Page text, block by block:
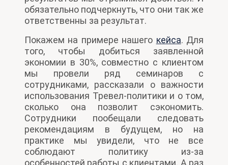
обязательно подчеркнуть, что они так же
ответственны за результат.
Покажем на примере нашего кейса. Для
того, чтобы добиться заявленной
экономии в 30%, совместно с клиентом
мы провели ряд семинаров с
сотрудниками, рассказали о важности
использования Тревел-политики и о том,
сколько она позволит сэкономить.
Сотрудники пообещали следовать
рекомендациям в будущем, но на
практике мы увидели, что не все
соблюдают политику из-за
особенностей работы с клиентами. А раз